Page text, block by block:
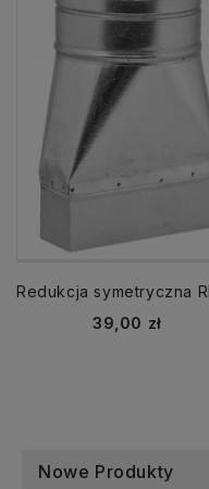
Cena
39,00 zł
Nowe Produkty